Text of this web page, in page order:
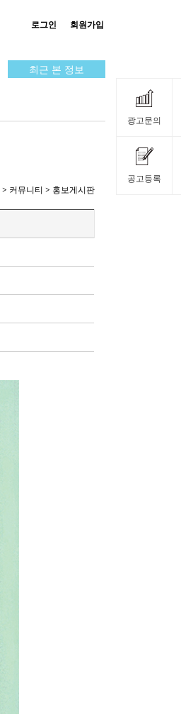
광고문의
공고등록
로그인 회원가입
최근 본 정보
> 커뮤니티 > 홍보게시판